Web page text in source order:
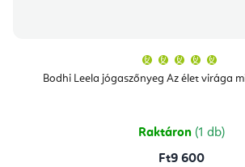
Bodhi Leela jógaszőnyeg Az élet virága
Raktáron (1 db)
Ft9 600